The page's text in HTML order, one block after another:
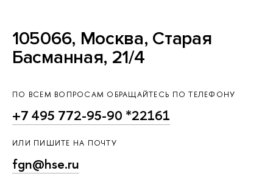
105066, Москва, Старая
Басманная, 21/4
ПО ВСЕМ ВОПРОСАМ ОБРАЩАЙТЕСЬ ПО ТЕЛЕФОНУ
+7 495 772-95-90 *22161
ИЛИ ПИШИТЕ НА ПОЧТУ
fgn@hse.ru